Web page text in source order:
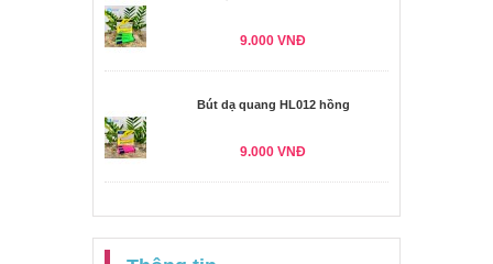
9.000 VNĐ
Bút dạ quang HL012 hồng
9.000 VNĐ